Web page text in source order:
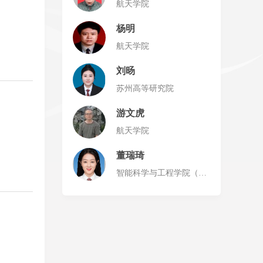
航天学院
杨明
航天学院
刘旸
苏州高等研究院
游文虎
航天学院
董瑞琦
智能科学与工程学院（深